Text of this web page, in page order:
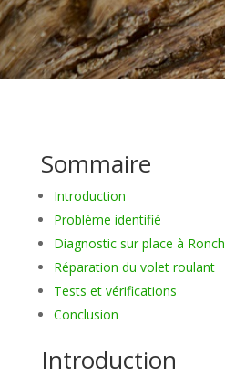
Sommaire
Introduction
Problème identifié
Diagnostic sur place à
Réparation du volet roulant
Tests et vérifications
Conclusion
Introduction